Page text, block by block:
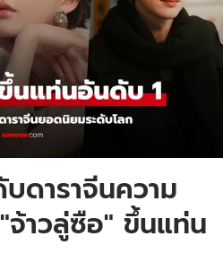
ดาราจีนความ
จ้าวลู่ซือ" ขึ้นแท่น